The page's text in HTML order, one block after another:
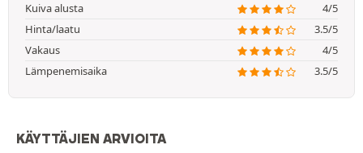
Kuiva alusta
4/5
Hinta/laatu
3.5/5
Vakaus
4/5
Lämpenemisaika
3.5/5
KÄYTTÄJIEN ARVIOITA